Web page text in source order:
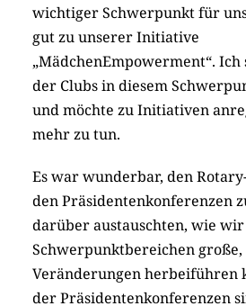
wichtiger Schwerpunkt für
gut zu unserer Initiative
„MädchenEmpowerment“.
der Clubs in diesem
und möchte zu Initiativen
mehr zu tun.
Es war wunderbar, den
den Präsidentenkonferenzen
darüber austauschten, wie
Schwerpunktbereichen
Veränderungen herbeiführen
der Präsidentenkonferenzen